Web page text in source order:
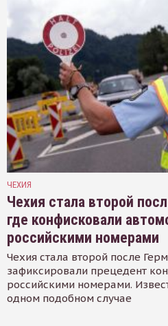
ЧЕХИЯ
Чехия стала второй
где конфисковали
российскими номерами
Чехия стала второй после
зафиксировали прецедент
российскими номерами.
одном подобном случае